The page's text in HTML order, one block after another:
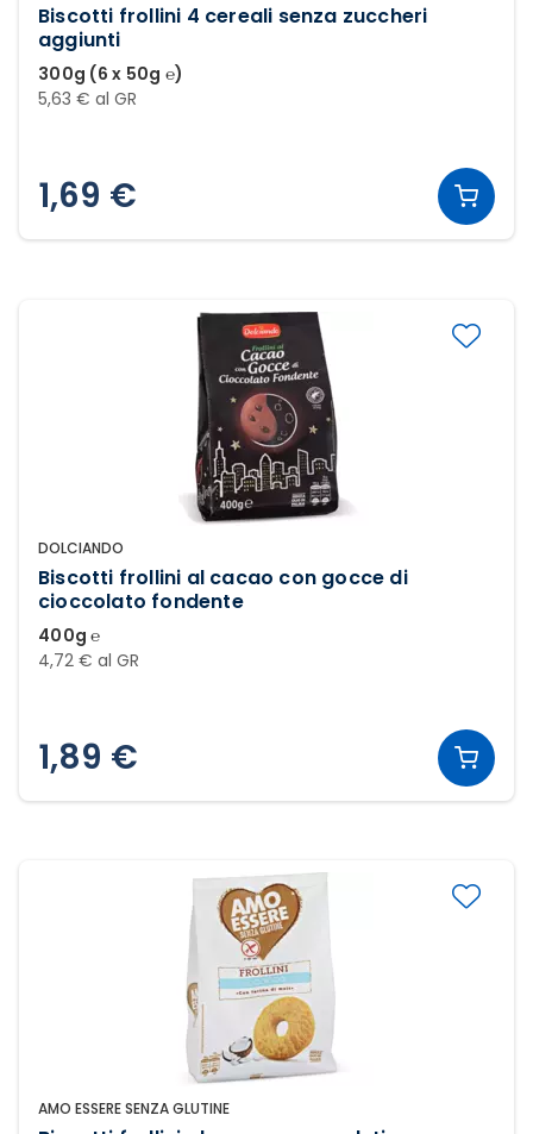
Biscotti frollini 4 cereali senza zuccheri
aggiunti
300g (6 x 50g ℮)
5,63 € al GR
1,69 €
DOLCIANDO
Biscotti frollini al cacao con gocce di
cioccolato fondente
400g ℮
4,72 € al GR
1,89 €
AMO ESSERE SENZA GLUTINE